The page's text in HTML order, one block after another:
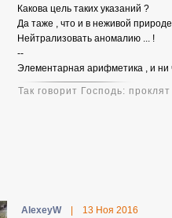
Какова цель таких указаний ?
Да таже , что и в неживой
Нейтрализовать аномалию ... !
--
Элементарная арифметика , и ни
Так говорит Господь:
AlexeyW 13 Ноя 2016